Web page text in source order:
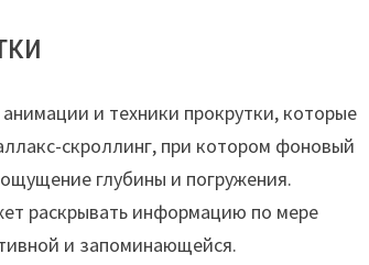
и техники прокрутки, которые
скроллинг, при котором фоновый
глубины и погружения.
раскрывать информацию по мере
и запоминающейся.